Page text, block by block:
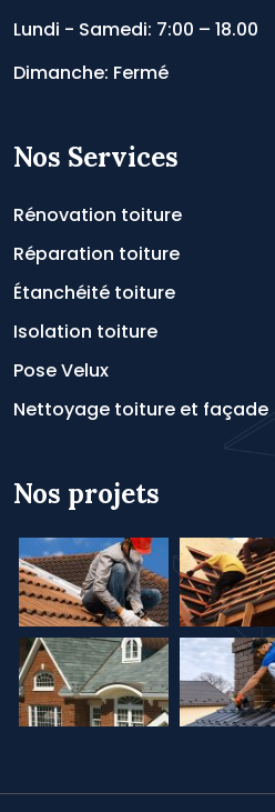
Lundi - Samedi: 7:00 – 18.00
Dimanche: Fermé
Nos Services
Rénovation toiture
Réparation toiture
Étanchéité toiture
Isolation toiture
Pose Velux
Nettoyage toiture et façade
Nos projets